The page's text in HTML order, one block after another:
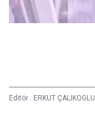
Editör : ERKUT ÇALIKOGLU